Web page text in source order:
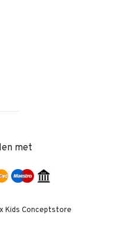
met
Kids Conceptstore